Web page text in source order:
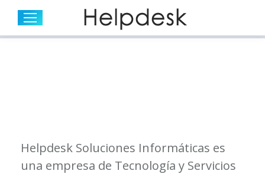
Helpdesk Soluciones Informáticas es
una empresa de Tecnología y Servicios